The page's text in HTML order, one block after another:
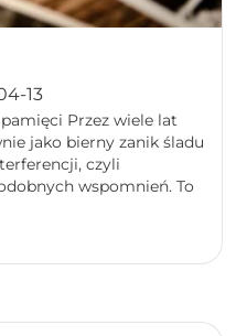
13
Przez wiele lat
jako bierny zanik śladu
czyli
wspomnień. To